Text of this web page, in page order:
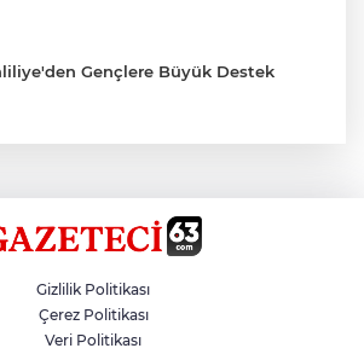
Gençlere Büyük Destek
Başak’tan Ulaşım Çalışması
Gizlilik Politikası
Çerez Politikası
Veri Politikası